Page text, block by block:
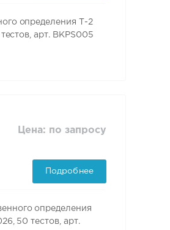
определения Т-2
арт. BKPS005
Цена: по запросу
Подробнее
определения
50 тестов, арт.